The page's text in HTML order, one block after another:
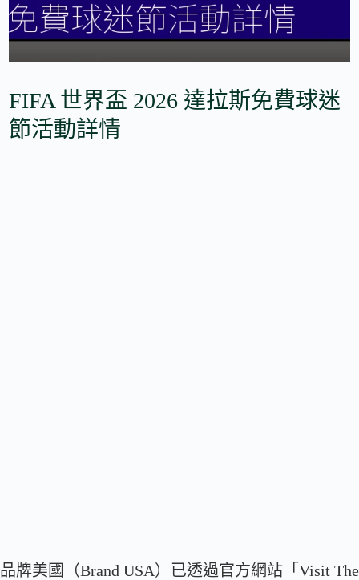
FIFA 世界盃 2026 達拉斯免費球迷
節活動詳情
品牌美國（Brand USA）已透過官方網站「Visit The